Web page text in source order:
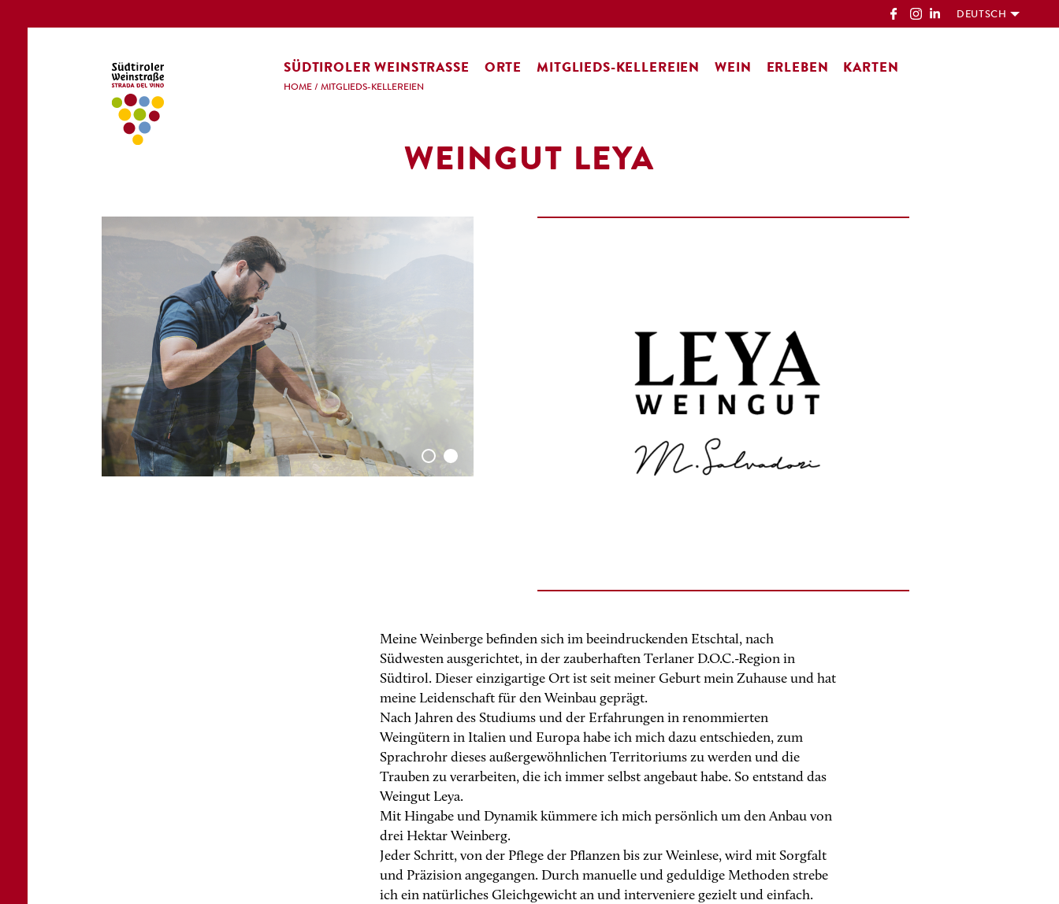
DEUTSCH
SÜDTIROLER WEINSTRASSE ORTE MITGLIEDS-KELLEREIEN WEIN ERLEBEN KARTEN
HOME / MITGLIEDS-KELLEREIEN
WEINGUT LEYA
Meine Weinberge befinden sich im beeindruckenden Etschtal, nach
Südwesten ausgerichtet, in der zauberhaften Terlaner D.O.C.-Region in
Südtirol. Dieser einzigartige Ort ist seit meiner Geburt mein Zuhause und hat
meine Leidenschaft für den Weinbau geprägt.
Nach Jahren des Studiums und der Erfahrungen in renommierten
Weingütern in Italien und Europa habe ich mich dazu entschieden, zum
Sprachrohr dieses außergewöhnlichen Territoriums zu werden und die
Trauben zu verarbeiten, die ich immer selbst angebaut habe. So entstand das
Weingut Leya.
Mit Hingabe und Dynamik kümmere ich mich persönlich um den Anbau von
drei Hektar Weinberg.
Jeder Schritt, von der Pflege der Pflanzen bis zur Weinlese, wird mit Sorgfalt
und Präzision angegangen. Durch manuelle und geduldige Methoden strebe
ich ein natürliches Gleichgewicht an und interveniere gezielt und einfach.